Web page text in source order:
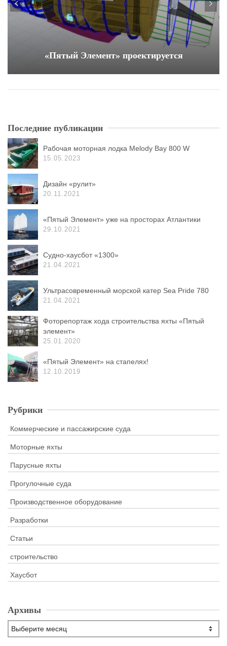
«Пятый Элемент» проектируется
Последние публикации
Рабочая моторная лодка Melody Bay 800 W
15.05.2023
Дизайн «рулит»
20.11.2021
«Пятый Элемент» уже на просторах Атлантики
29.10.2021
Судно-хаусбот «1300»
21.04.2021
Ультрасовременный морской катер Sea Pride 780
21.04.2021
Фоторепортаж хода строительства яхты «Пятый
элемент»
25.01.2020
«Пятый Элемент» на стапелях!
12.10.2019
Рубрики
Коммерческие и пассажирские суда
Моторные яхты
Парусные яхты
Прогулочные суда
Производственное оборудование
Разработки
Статьи
строительство
Хаусбот
Архивы
Архивы